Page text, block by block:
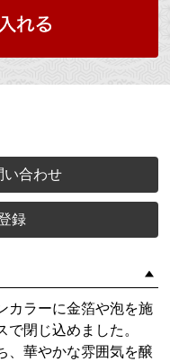
い合わせ
録
カラーに金箔や泡を施
閉じ込めました。
、華やかな雰囲気を醸